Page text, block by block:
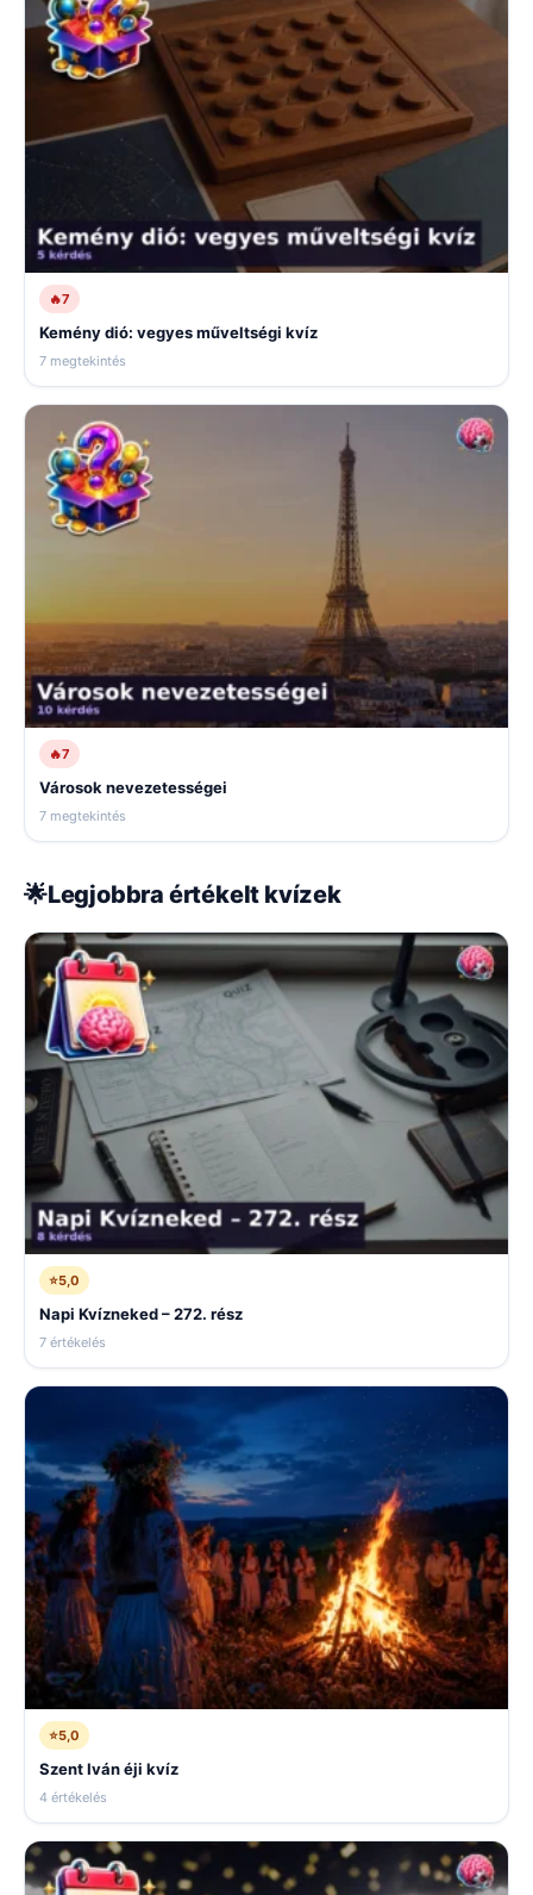
🔥7
Kemény dió: vegyes műveltségi kvíz
7 megtekintés
🔥7
Városok nevezetességei
7 megtekintés
🌟Legjobbra értékelt kvízek
⭐5,0
Napi Kvízneked – 272. rész
7 értékelés
⭐5,0
Szent Iván éji kvíz
4 értékelés